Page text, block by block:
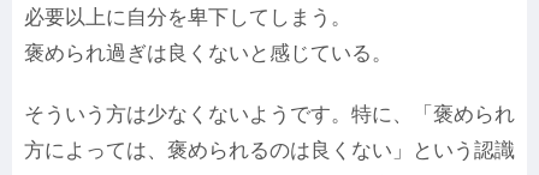
必要以上に自分を卑下してしまう。
褒められ過ぎは良くないと感じている。
そういう方は少なくないようです。特に、「褒められ
方によっては、褒められるのは良くない」という認識